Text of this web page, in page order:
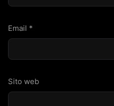
Email *
Sito web